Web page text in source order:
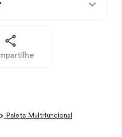
Paleta Multifuncional